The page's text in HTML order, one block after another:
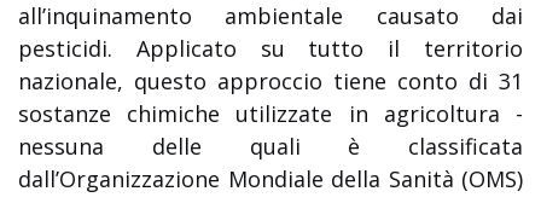
all’inquinamento ambientale causato dai
pesticidi. Applicato su tutto il territorio
nazionale, questo approccio tiene conto di 31
sostanze chimiche utilizzate in agricoltura -
nessuna delle quali è classificata
dall’Organizzazione Mondiale della Sanità (OMS)